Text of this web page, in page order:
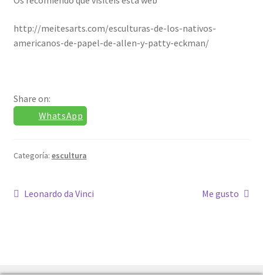
Confirmación de pago
La transacción ha fallado
Cuento I
http://meitesarts.com/esculturas-de-los-nativos-
americanos-de-papel-de-allen-y-patty-eckman/
Share on:
WhatsApp
Categoría: escultura
Navegación
Anterior:
Leonardo da Vinci Siguiente:
Me gusto